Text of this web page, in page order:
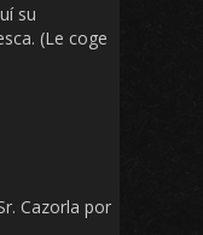
su
(Le coge
Cazorla por